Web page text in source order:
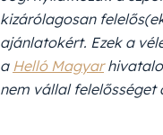
kizárólagosan
ajánlatokért. Ezek a
a Helló Magyar
nem vállal